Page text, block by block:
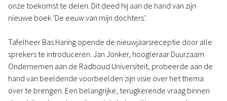
onze toekomst te delen. Dit deed hij aan de hand van zijn
nieuwe boek ‘De eeuw van mijn dochters’.
Tafelheer Bas Haring opende de nieuwjaarsreceptie door alle
sprekers te introduceren. Jan Jonker, hoogleraar Duurzaam
Ondernemen aan de Radboud Universiteit, probeerde aan de
hand van beeldende voorbeelden zijn visie over het thema
over te brengen. Een belangrijke, terugkerende vraag binnen